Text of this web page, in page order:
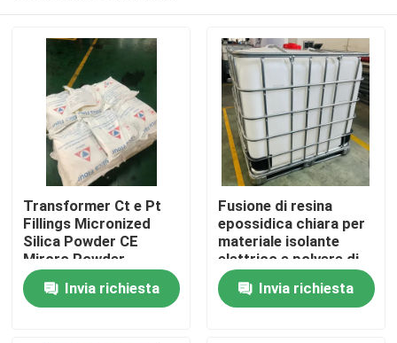
Casa.
Transformer Ct e Pt
Fillings Micronized
Silica Powder CE
Mircro Powder
Invia richiesta
Fusione di resina
epossidica chiara per
materiale isolante
elettrico e polvere di
silice insieme
Invia richiesta